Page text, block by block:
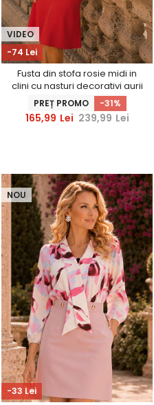
-74 Lei
VIDEO
Fusta din stofa rosie midi in
clini cu nasturi decorativi aurii
- StarShinerS
PREȚ PROMO -31%
165,99 Lei 239,99 Lei
-33 Lei
NOU